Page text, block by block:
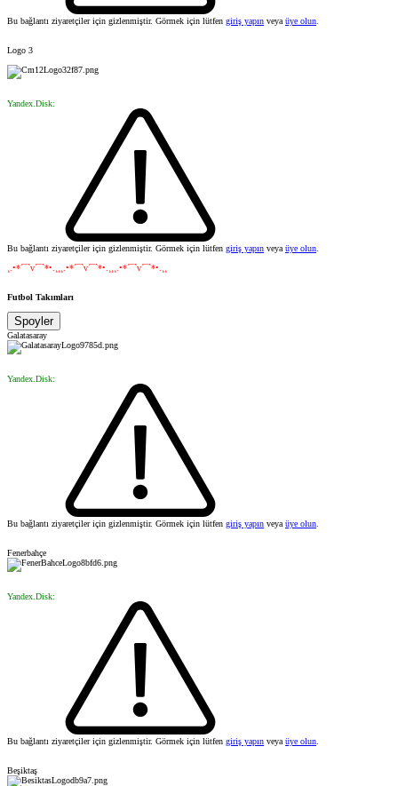
Bu bağlantı ziyaretçiler için gizlenmiştir. Görmek için lütfen giriş yapın veya üye olun
Logo 3
Yandex.Disk:
Bu bağlantı ziyaretçiler için gizlenmiştir. Görmek için lütfen giriş yapın veya üye olun
¸.•*´¯`v´¯`*•.¸¸¸.•*´¯`v´¯`*•.¸¸¸.•*´¯`v´¯`*•.¸¸
Futbol Takımları
Spoyler
Galatasaray
Yandex.Disk:
Bu bağlantı ziyaretçiler için gizlenmiştir. Görmek için lütfen giriş yapın veya üye olun
Fenerbahçe
Yandex.Disk:
Bu bağlantı ziyaretçiler için gizlenmiştir. Görmek için lütfen giriş yapın veya üye olun
Beşiktaş